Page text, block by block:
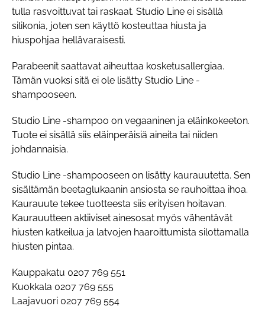
tulla rasvoittuvat tai raskaat. Studio Line ei sisällä
silikonia, joten sen käyttö kosteuttaa hiusta ja
hiuspohjaa hellävaraisesti.
Parabeenit saattavat aiheuttaa kosketusallergiaa.
Tämän vuoksi sitä ei ole lisätty Studio Line -
shampooseen.
Studio Line -shampoo on vegaaninen ja eläinkokeeton.
Tuote ei sisällä siis eläinperäisiä aineita tai niiden
johdannaisia.
Studio Line -shampooseen on lisätty kaurauutetta. Sen
sisältämän beetaglukaanin ansiosta se rauhoittaa ihoa.
Kaurauute tekee tuotteesta siis erityisen hoitavan.
Kaurauutteen aktiiviset ainesosat myös vähentävät
hiusten katkeilua ja latvojen haaroittumista silottamalla
hiusten pintaa.
Kauppakatu 0207 769 551
Kuokkala 0207 769 555
Laajavuori 0207 769 554